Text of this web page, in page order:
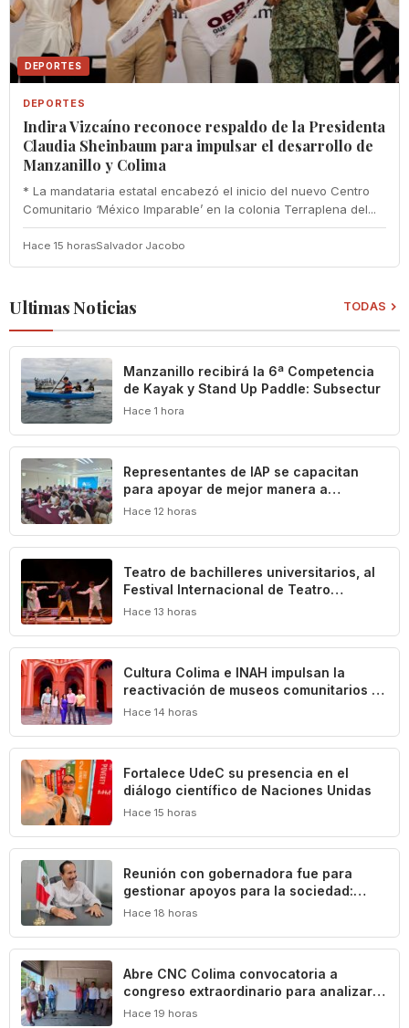
DEPORTES
DEPORTES
Indira Vizcaíno reconoce respaldo de la Presidenta
Claudia Sheinbaum para impulsar el desarrollo de
Manzanillo y Colima
* La mandataria estatal encabezó el inicio del nuevo Centro
Comunitario ‘México Imparable’ en la colonia Terraplena del...
Hace 15 horasSalvador Jacobo
Ultimas Noticias TODAS
Manzanillo recibirá la 6ª Competencia
de Kayak y Stand Up Paddle: Subsectur
Hace 1 hora
Representantes de IAP se capacitan
para apoyar de mejor manera a
población vulnerable del estado de
Hace 12 horas
Teatro de bachilleres universitarios, al
Festival Internacional de Teatro
Universitario de la UNAM
Hace 13 horas
Cultura Colima e INAH impulsan la
reactivación de museos comunitarios en
el estado
Hace 14 horas
Fortalece UdeC su presencia en el
diálogo científico de Naciones Unidas
Hace 15 horas
Reunión con gobernadora fue para
gestionar apoyos para la sociedad:
Federico Rangel
Hace 18 horas
Abre CNC Colima convocatoria a
congreso extraordinario para analizar
crisis del campo
Hace 19 horas